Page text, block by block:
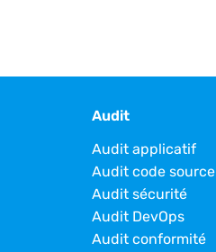
Audit
Audit applicatif
Audit code source
Audit sécurité
Audit DevOps
Audit conformité